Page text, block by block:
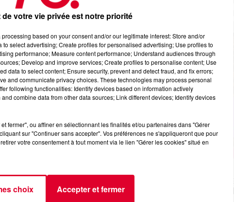
Parcels rend
scène en
Ce samedi,
parade électro
de votre vie privée est notre priorité
based on your consent and/or our legitimate interest: Store and/or
select advertising; Create profiles for personalised advertising; Use profiles to
performance; Measure content performance; Understand audiences through
Develop and improve services; Create profiles to personalise content; Use
data to select content; Ensure security, prevent and detect fraud, and fix errors;
and communicate privacy choices. These technologies may process personal
following functionalities: Identify devices based on information actively
combine data from other data sources; Link different devices; Identify devices
fermer", ou affiner en sélectionnant les finalités et/ou partenaires dans "Gérer
sur "Continuer sans accepter". Vos préférences ne s'appliqueront que pour
votre consentement à tout moment via le lien "Gérer les cookies" situé en
choix Accepter et fermer